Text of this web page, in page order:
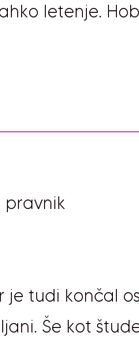
letenje.
pravnik
je tudi končal
Še kot